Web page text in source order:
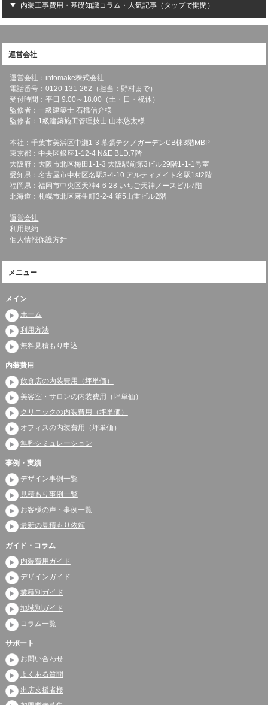
内装工事費用・基礎知識コラム・人気記事（タップで開閉）
運営会社
運営会社：infomake株式会社
電話番号：0120-131-262（担当：野村まで）
受付時間：平日 9:00～18:00（土・日・祝休）
監修者：一級建築士 石橋信介様
監修者：1級建築施工管理技士 山本悠太様
本社：千葉市美浜区中瀬1-3 幕張テクノガーデンCB棟3階MBP
東京都：中央区銀座1-12-4 N&E BLD.7階
大阪府：大阪市北区梅田1-1-3 大阪駅前第3ビル29階1-1-1号室
愛知県：名古屋市中村区名駅3-4-10 アルティメイト名駅1st2階
福岡県：福岡市中央区天神4-6-28 いちご天神ノースビル7階
北海道：札幌市北区麻生町3-2-4 第5山重ビル2階
運営会社
利用規約
個人情報保護方針
メニュー
メイン
ホーム
利用方法
無料見積もり申込
内装費用
飲食店の内装費用（坪単価）
美容室・サロンの内装費用（坪単価）
クリニックの内装費用（坪単価）
オフィスの内装費用（坪単価）
無料シミュレーション
事例・実績
デザイン事例一覧
見積もり事例一覧
お客様の声・事例一覧
最新の見積もり依頼
ガイド・コラム
内装費用ガイド
デザインガイド
業種別ガイド
地域別ガイド
コラム一覧
サポート
お問い合わせ
よくある質問
出店支援者様